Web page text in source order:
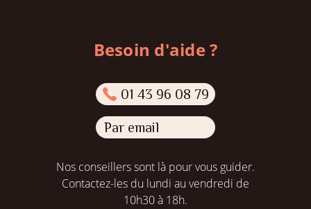
Besoin d'aide ?
01 43 96 08 79
Par email
Nos conseillers sont là pour vous guider.
Contactez-les du lundi au vendredi de
10h30 à 18h.